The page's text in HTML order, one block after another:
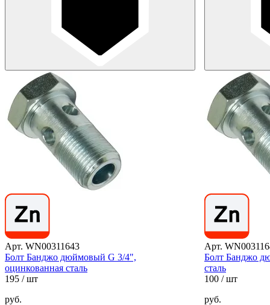
Арт. WN00311643
Болт Банджо дюймовый G 3/4",
оцинкованная сталь
195 / шт
руб.
Арт.
Болт Банджо
сталь
100 / шт
руб.